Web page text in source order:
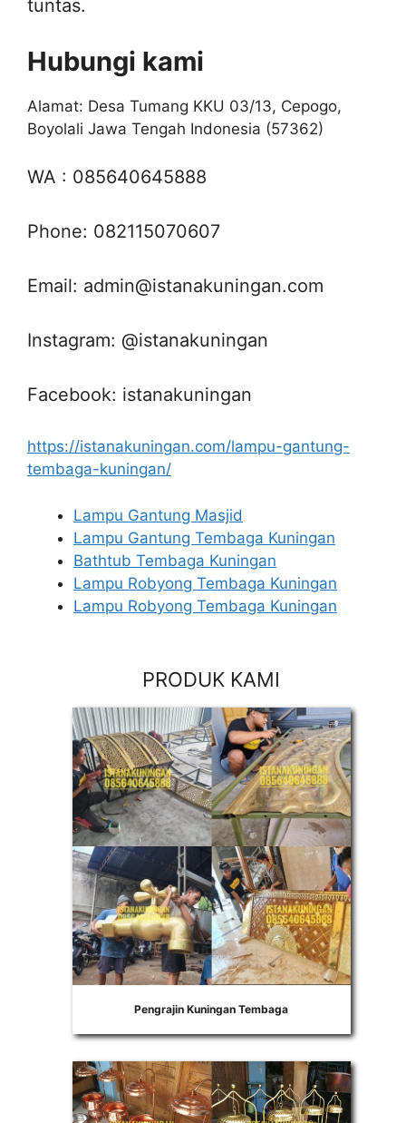
tuntas.
Hubungi kami
Alamat: Desa Tumang KKU 03/13, Cepogo,
Boyolali Jawa Tengah Indonesia (57362)
WA : 085640645888
Phone: 082115070607
Email: admin@istanakuningan.com
Instagram: @istanakuningan
Facebook: istanakuningan
https://istanakuningan.com/lampu-gantung-
tembaga-kuningan/
Lampu Gantung Masjid
Lampu Gantung Tembaga Kuningan
Bathtub Tembaga Kuningan
Lampu Robyong Tembaga Kuningan
Lampu Robyong Tembaga Kuningan
PRODUK KAMI
Pengrajin Kuningan Tembaga